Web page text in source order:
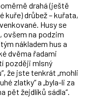
drahá (ještě
kuře) drůbež – kuřata,
Husy se
ovšem na podzim
nákladem hus a
dvěma řadami
později mlsný
že jste tenkrát „mohli
zlatky“ a „byla-li za
pět žejdlíků sádla“.